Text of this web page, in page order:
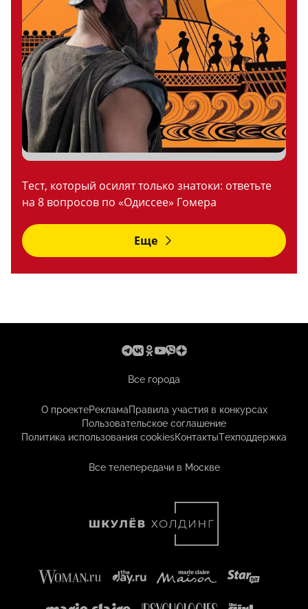
Тест, который осилят только знатоки: ответьте
на 8 вопросов по «Одиссее» Гомера
Еще
Все города
О проектеРекламаПравила участия в конкурсах
Пользовательское соглашение
Политика использования cookiesКонтактыТехподдержка
Все телепередачи в Москве